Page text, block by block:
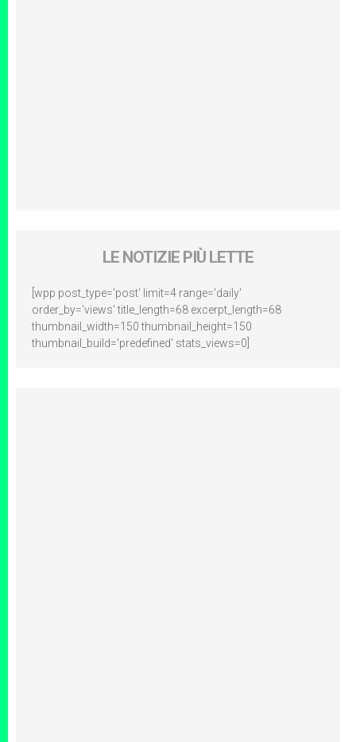
LE NOTIZIE PIÙ LETTE
[wpp post_type='post' limit=4 range='daily'
order_by='views' title_length=68 excerpt_length=68
thumbnail_width=150 thumbnail_height=150
thumbnail_build='predefined' stats_views=0]